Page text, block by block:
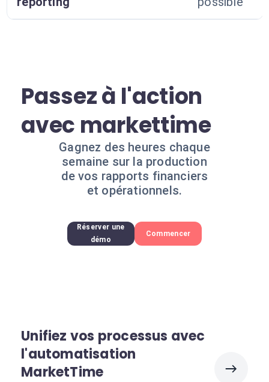
Passez à l'action
avec markettime
Gagnez des heures chaque
semaine sur la production
de vos rapports financiers
et opérationnels.
Réserver une
démo
Commencer
Unifiez vos processus avec
l'automatisation
MarketTime